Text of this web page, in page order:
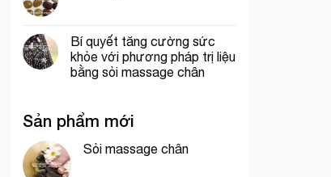
Bí quyết tăng cường sức
khỏe với phương pháp trị liệu
bằng sỏi massage chân
Sản phẩm mới
Sỏi massage chân